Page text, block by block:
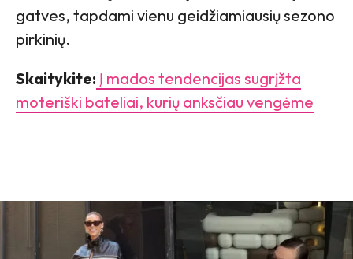
gatves, tapdami vienu geidžiamiausių sezono
pirkinių.
Skaitykite: Į mados tendencijas sugrįžta
moteriški bateliai, kurių anksčiau vengėme